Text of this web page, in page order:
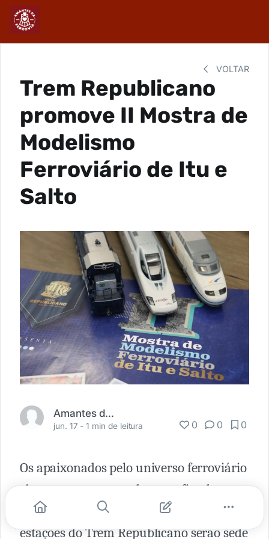
VOLTAR
Trem Republicano
promove II Mostra de
Modelismo
Ferroviário de Itu e
Salto
Amantes da Ferrovia
jun. 17 -1 min de leitura 0 0 0
Os apaixonados pelo universo ferroviário
têm encontro marcado neste fim de
semana. Nos dias 22 e 23 de junho, as
estações do Trem Republicano serão sede